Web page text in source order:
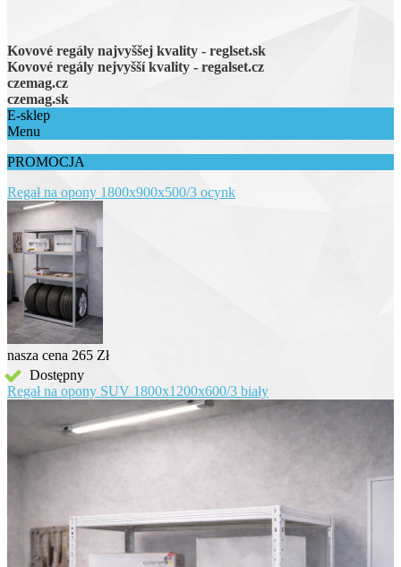
Kovové regály najvyššej kvality - reglset.sk
Kovové regály nejvyšší kvality - regalset.cz
czemag.cz
czemag.sk
E-sklep
Menu
PROMOCJA
Regał na opony 1800x900x500/3 ocynk
nasza cena 265 Zł
Dostępny
Regał na opony SUV 1800x1200x600/3 biały